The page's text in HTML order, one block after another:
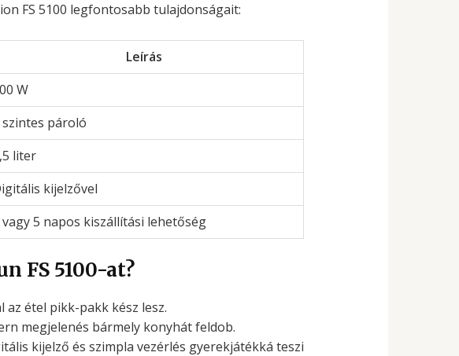
FS 5100 legfontosabb tulajdonságait:
Leírás
W
szintes pároló
liter
kijelzővel
vagy 5 napos kiszállítási lehetőség
FS 5100-at?
az étel pikk-pakk kész lesz.
megjelenés bármely konyhát feldob.
kijelző és szimpla vezérlés gyerekjátékká teszi